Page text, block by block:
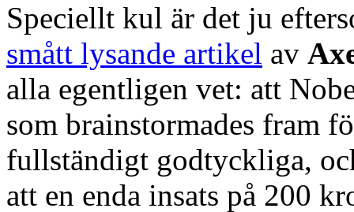
Speciellt kul är det ju
smått lysande artikel av
alla egentligen vet: att
som brainstormades fram
fullständigt godtyckliga,
att en enda insats på 200